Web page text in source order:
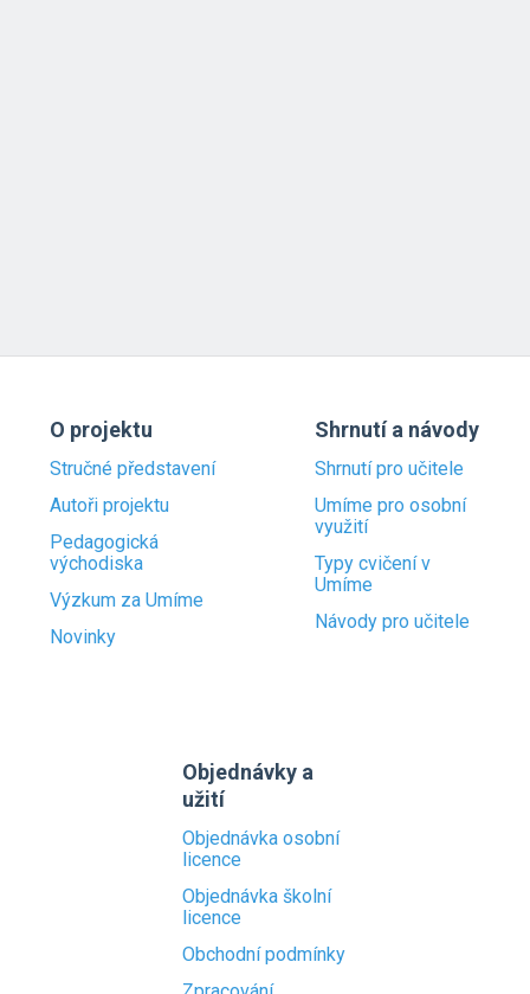
O projektu
Stručné představení
Autoři projektu
Pedagogická
východiska
Výzkum za Umíme
Novinky
Shrnutí a návody
Shrnutí pro učitele
Umíme pro osobní
využití
Typy cvičení v
Umíme
Návody pro učitele
Objednávky a
užití
Objednávka osobní
licence
Objednávka školní
licence
Obchodní podmínky